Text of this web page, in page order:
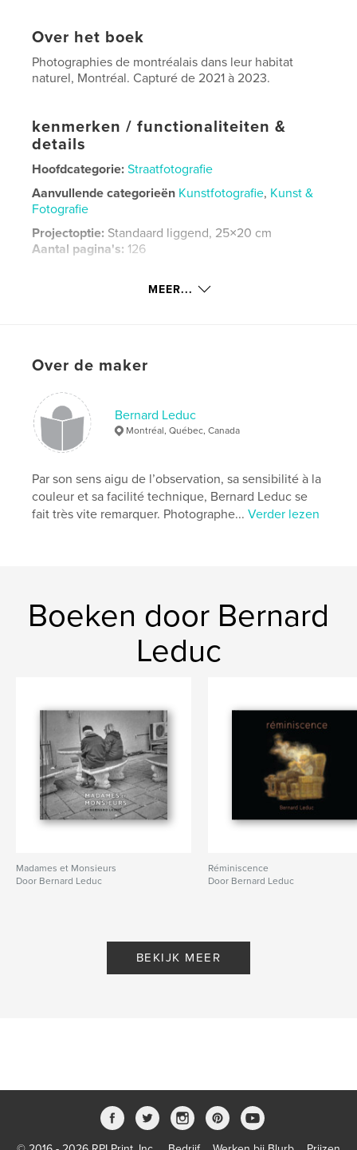
Over het boek
Photographies de montréalais dans leur habitat
naturel, Montréal. Capturé de 2021 à 2023.
kenmerken / functionaliteiten &
details
Hoofdcategorie: Straatfotografie
Aanvullende categorieën Kunstfotografie, Kunst &
Fotografie
Projectoptie: Standaard liggend, 25×20 cm
Aantal pagina's: 126
MEER...
Over de maker
Bernard Leduc
Montréal, Québec, Canada
Par son sens aigu de l’observation, sa sensibilité à la
couleur et sa facilité technique, Bernard Leduc se
fait très vite remarquer. Photographe...Verder lezen
Boeken door Bernard
Leduc
Madames et Monsieurs
Door Bernard Leduc
Réminiscence
Door Bernard Leduc
BEKIJK MEER